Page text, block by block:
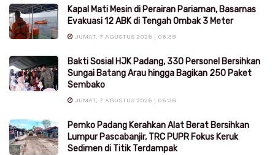
Kapal Mati Mesin di Perairan Pariaman, Basarnas
Evakuasi 12 ABK di Tengah Ombak 3 Meter
JUMAT, 7 AGUSTUS 2026 | 06:39
Bakti Sosial HJK Padang, 330 Personel Bersihkan
Sungai Batang Arau hingga Bagikan 250 Paket
Sembako
JUMAT, 7 AGUSTUS 2026 | 06:38
Pemko Padang Kerahkan Alat Berat Bersihkan
Lumpur Pascabanjir, TRC PUPR Fokus Keruk
Sedimen di Titik Terdampak